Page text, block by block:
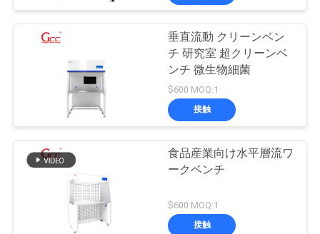
垂直流動 クリーンベン
チ 研究室 超クリーンベ
ンチ 微生物細菌
$600 MOQ:1
接触
食品産業向け水平層流ワ
ークベンチ
$600 MOQ:1
接触